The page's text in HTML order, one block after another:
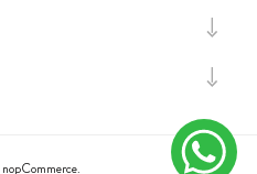
nopCommerce.